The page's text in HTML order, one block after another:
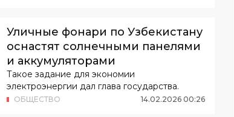
ОБЩЕСТВО 14.02.2026 00:26
Уличные фонари по Узбекистану
оснастят солнечными панелями
и аккумуляторами
Такое задание для экономии
электроэнергии дал глава государства.